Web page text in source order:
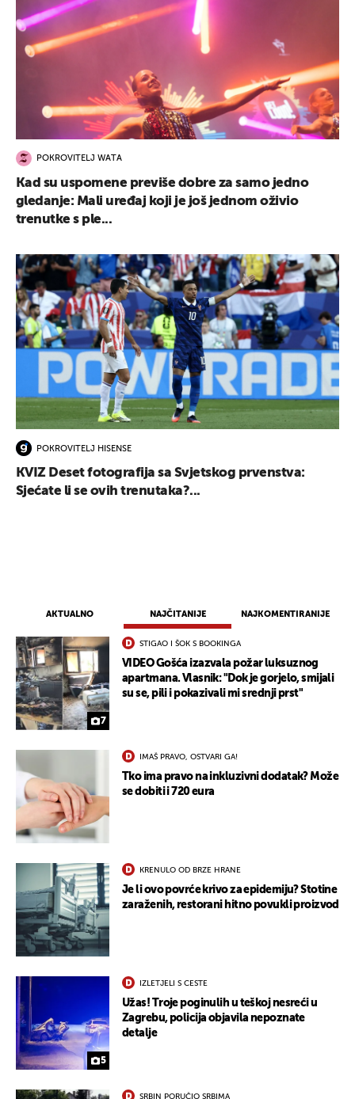
AKTUALNO NAJČITANIJE NAJKOMENTIRANIJE
7
STIGAO I ŠOK S BOOKINGA
VIDEO Gošća izazvala požar luksuznog
apartmana. Vlasnik: "Dok je gorjelo, smijali
su se, pili i pokazivali mi srednji prst"
IMAŠ PRAVO, OSTVARI GA!
Tko ima pravo na inkluzivni dodatak? Može
se dobiti i 720 eura
KRENULO OD BRZE HRANE
Je li ovo povrće krivo za epidemiju? Stotine
zaraženih, restorani hitno povukli proizvod
5
IZLETJELI S CESTE
Užas! Troje poginulih u teškoj nesreći u
Zagrebu, policija objavila nepoznate
detalje
SRBIN PORUČIO SRBIMA
POKROVITELJ WATA
Kad su uspomene previše dobre za samo jedno
gledanje: Mali uređaj koji je još jednom oživio
trenutke s ple...
POKROVITELJ HISENSE
KVIZ Deset fotografija sa Svjetskog prvenstva:
Sjećate li se ovih trenutaka?...